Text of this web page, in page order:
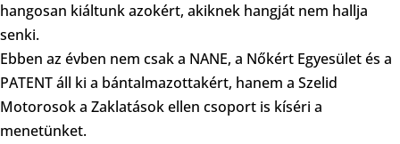
hangosan kiáltunk azokért, akiknek hangját nem hallja
senki.
Ebben az évben nem csak a NANE, a Nőkért Egyesület és a
PATENT áll ki a bántalmazottakért, hanem a Szelid
Motorosok a Zaklatások ellen csoport is kíséri a
menetünket.